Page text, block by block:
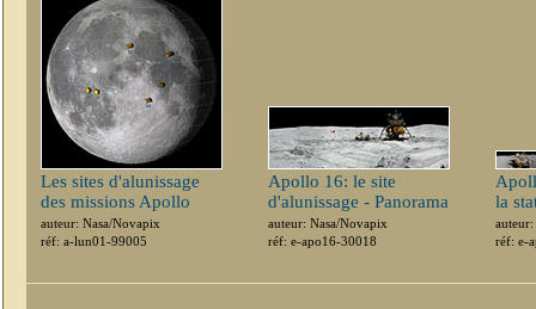
Les sites d'alunissage
des missions Apollo
auteur: Nasa/Novapix
réf: a-lun01-99005
Apollo 16: le site
d'alunissage - Panorama
auteur: Nasa/Novapix
réf: e-apo16-30018
la
réf: e-